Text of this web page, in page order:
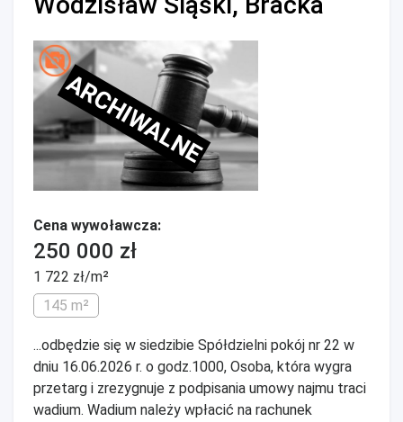
ARCHIWALNE
Cena wywoławcza:
250 000 zł
1 722 zł/m²
145 m²
...odbędzie się w siedzibie Spółdzielni pokój nr 22 w
dniu 16.06.2026 r. o godz.1000, Osoba, która wygra
przetarg i zrezygnuje z podpisania umowy najmu traci
wadium. Wadium należy wpłacić na rachunek